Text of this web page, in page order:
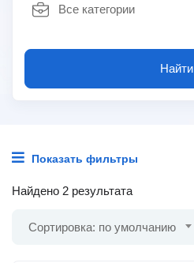
Все категории
Найти
Показать фильтры
Найдено 2 результата
Сортировка: по умолчанию